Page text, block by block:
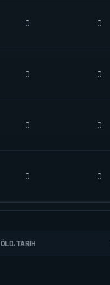
0 0
0 0
0 0
0 0
ÖLD. TARIH